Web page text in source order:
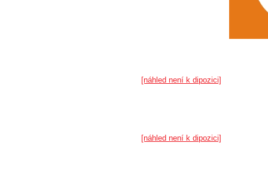
[náhled není k dipozici]
[náhled není k dipozici]